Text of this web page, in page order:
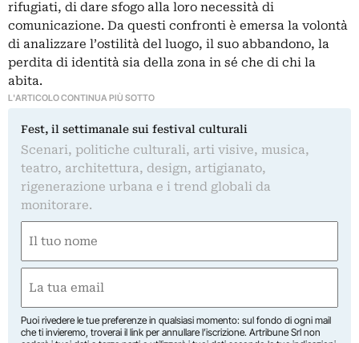
rifugiati, di dare sfogo alla loro necessità di
comunicazione. Da questi confronti è emersa la volontà
di analizzare l’ostilità del luogo, il suo abbandono, la
perdita di identità sia della zona in sé che di chi la
abita.
L'ARTICOLO CONTINUA PIÙ SOTTO
Fest, il settimanale sui festival culturali
Scenari, politiche culturali, arti visive, musica,
teatro, architettura, design, artigianato,
rigenerazione urbana e i trend globali da
monitorare.
(Obbligatorio)
Nome
(Obbligatorio)
Puoi rivedere le tue preferenze in qualsiasi momento: sul fondo di ogni mail
che ti invieremo, troverai il link per annullare l’iscrizione. Artribune Srl non